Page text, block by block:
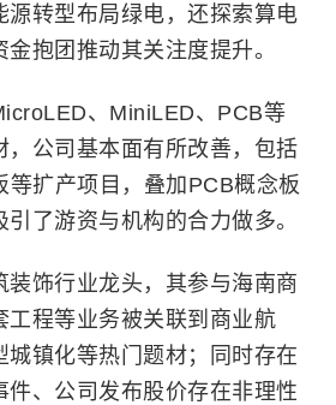
源转型布局绿电，还探索算电
抱团推动其关注度提升。
、MiniLED、PCB等
，公司基本面有所改善，包括
等扩产项目，叠加PCB概念板
了游资与机构的合力做多。
装饰行业龙头，其参与海南商
工程等业务被关联到商业航
城镇化等热门题材；同时存在
件、公司发布股价存在非理性